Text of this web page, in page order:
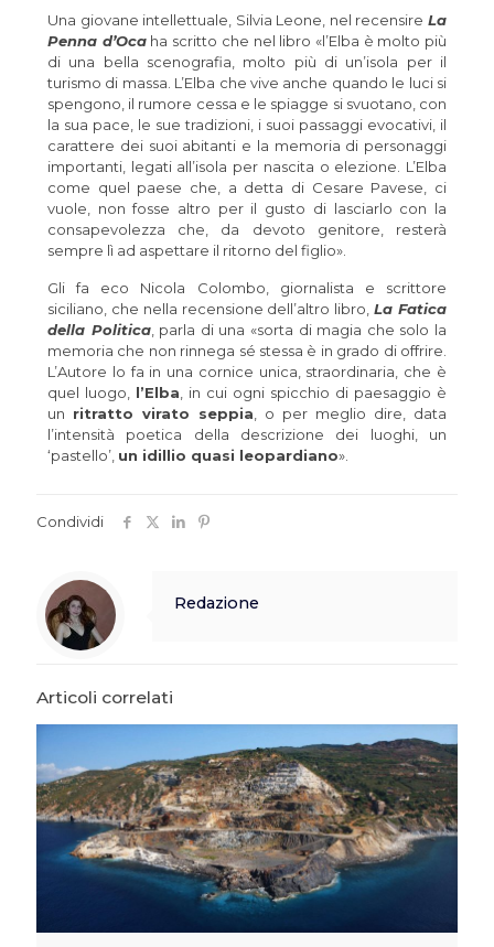
Una giovane intellettuale, Silvia Leone, nel recensire La
Penna d’Ocaha scritto che nel libro «l’Elba è molto più
di una bella scenografia, molto più di un’isola per il
turismo di massa. L’Elba che vive anche quando le luci si
spengono, il rumore cessa e le spiagge si svuotano, con
la sua pace, le sue tradizioni, i suoi passaggi evocativi, il
carattere dei suoi abitanti e la memoria di personaggi
importanti, legati all’isola per nascita o elezione. L’Elba
come quel paese che, a detta di Cesare Pavese, ci
vuole, non fosse altro per il gusto di lasciarlo con la
consapevolezza che, da devoto genitore, resterà
sempre lì ad aspettare il ritorno del figlio».
Gli fa eco Nicola Colombo, giornalista e scrittore
siciliano, che nella recensione dell’altro libro,La Fatica
della Politica, parla di una «sorta di magia che solo la
memoria che non rinnega sé stessa è in grado di offrire.
L’Autore lo fa in una cornice unica, straordinaria, che è
quel luogo, l’Elba, in cui ogni spicchio di paesaggio è
un ritratto virato seppia, o per meglio dire, data
l’intensità poetica della descrizione dei luoghi, un
‘pastello’, un idillio quasi leopardiano».
Condividi
Redazione
Articoli correlati